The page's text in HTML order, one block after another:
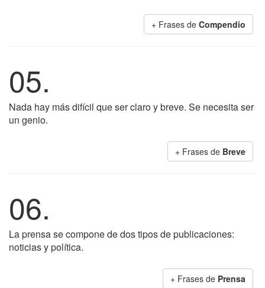
+ Frases de Compendio
05.
Nada hay más difícil que ser claro y breve. Se necesita ser
un genio.
+ Frases de Breve
06.
La prensa se compone de dos tipos de publicaciones:
noticias y política.
+ Frases de Prensa